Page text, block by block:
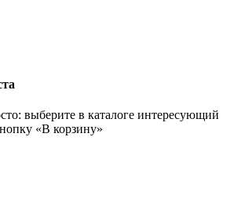
выберите в каталоге интересующий
«В корзину»